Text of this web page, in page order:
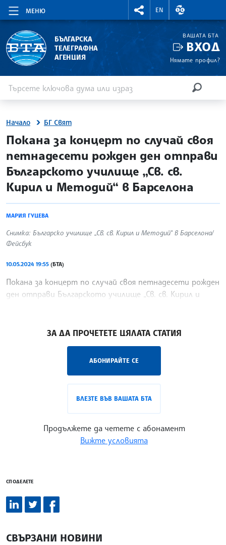
МЕНЮ
RIGHTMENU.SOCIAL
EN
ВАЛУТНИ
БЪЛГАРСКА
ТЕЛЕГРАФНА
АГЕНЦИЯ
ВАШАТА БТА
ВХОД
Нямате профил?
Начало БГ Свят
site.bta
Покана за концерт по случай своя
петнадесети рожден ден отправи
Българското училище „Св. св.
Кирил и Методий“ в Барселона
МАРИЯ ГУЦЕВА
Снимка: Българско училище „Св. св. Кирил и Методий“ в Барселона/
Фейсбук
10.05.2024 19:55 (БТА)
Покана за концерт по случай своя петнадесети рожден
ден отправи Българското училище „Св. св. Кирил и
ЗА ДА ПРОЧЕТЕТЕ ЦЯЛАТА СТАТИЯ
АБОНИРАЙТЕ СЕ
ВЛЕЗТЕ ВЪВ ВАШАТА БТА
Продължете да четете с абонамент
Вижте условията
СПОДЕЛЕТЕ
СВЪРЗАНИ НОВИНИ